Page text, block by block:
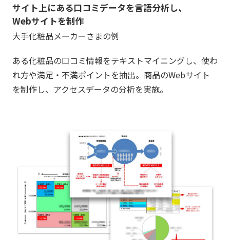
サイト上にある口コミデータを言語分析し、
Webサイトを制作
大手化粧品メーカーさまの例
ある化粧品の口コミ情報をテキストマイニングし、使わ
れ方や満足・不満ポイントを抽出。商品のWebサイト
を制作し、アクセスデータの分析を実施。